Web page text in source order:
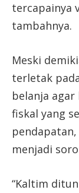
tercapainya
tambahnya.
Meski
terletak
belanja
fiskal yang
menjadi
“Kaltim